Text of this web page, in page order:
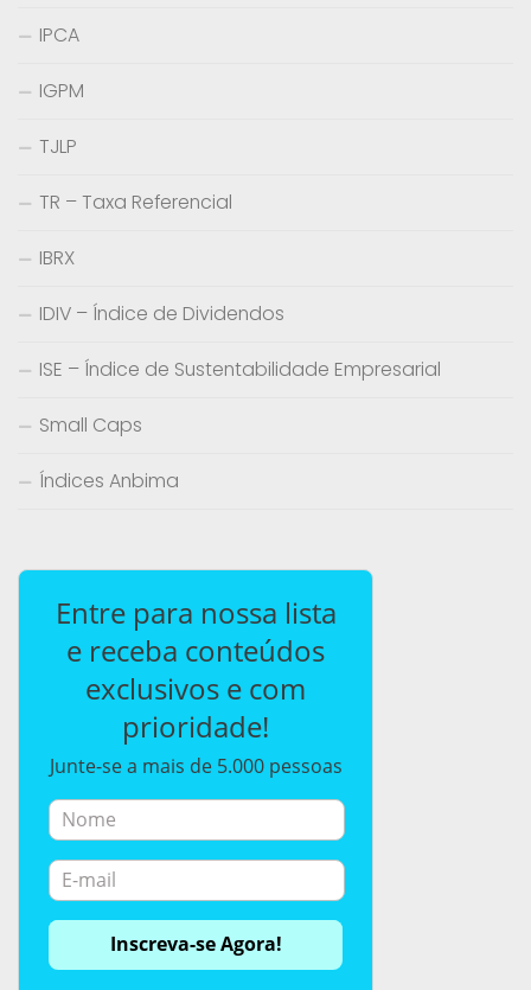
IPCA
IGPM
TJLP
TR – Taxa Referencial
IBRX
IDIV – Índice de Dividendos
ISE – Índice de Sustentabilidade Empresarial
Small Caps
Índices Anbima
Entre para nossa lista
e receba conteúdos
exclusivos e com
prioridade!
Junte-se a mais de 5.000 pessoas